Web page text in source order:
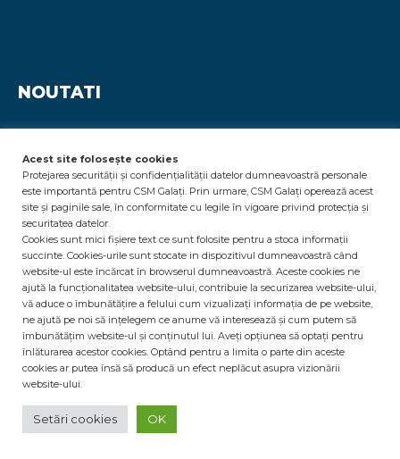
NOUTATI
LINK-URI
Politica cookies
Politica de Confidențialitate – GDPR
© copyright 2019 - CSM Galati - Toate drepturile rezervate!
Acest site folosește cookies
Protejarea securității și confidențialității datelor dumneavoastră personale
este importantă pentru CSM Galați. Prin urmare, CSM Galați operează acest
site și paginile sale, în conformitate cu legile în vigoare privind protecția și
securitatea datelor.
Cookies sunt mici fișiere text ce sunt folosite pentru a stoca informații
succinte. Cookies-urile sunt stocate in dispozitivul dumneavoastră când
website-ul este încărcat în browserul dumneavoastră. Aceste cookies ne
ajută la funcționalitatea website-ului, contribuie la securizarea website-ului,
vă aduce o îmbunătățire a felului cum vizualizați informația de pe website,
ne ajută pe noi să ințelegem ce anume vă interesează și cum putem să
îmbunătățim website-ul și conținutul lui. Aveți opțiunea să optați pentru
înlăturarea acestor cookies. Optând pentru a limita o parte din aceste
cookies ar putea însă să producă un efect neplăcut asupra vizionării
website-ului.
Setări cookies OK